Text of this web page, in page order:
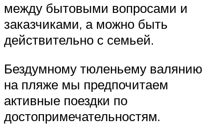
между бытовыми вопросами и
заказчиками, а можно быть
действительно с семьей.
Бездумному тюленьему валянию
на пляже мы предпочитаем
активные поездки по
достопримечательностям.